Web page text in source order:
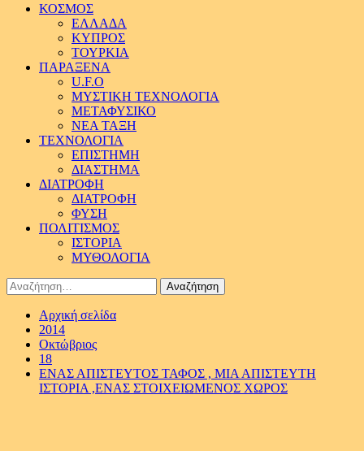
ΚΟΣΜΟΣ
ΕΛΛΑΔΑ
ΚΥΠΡΟΣ
ΤΟΥΡΚΙΑ
ΠΑΡΑΞΕΝΑ
U.F.O
ΜΥΣΤΙΚΗ ΤΕΧΝΟΛΟΓΙΑ
ΜΕΤΑΦΥΣΙΚΟ
ΝΕΑ ΤΑΞΗ
ΤΕΧΝΟΛΟΓΙΑ
ΕΠΙΣΤΗΜΗ
ΔΙΑΣΤΗΜΑ
ΔΙΑΤΡΟΦΗ
ΔΙΑΤΡΟΦΗ
ΦΥΣΗ
ΠΟΛΙΤΙΣΜΟΣ
ΙΣΤΟΡΙΑ
ΜΥΘΟΛΟΓΙΑ
Αναζήτηση
για:
Αρχική σελίδα
2014
Οκτώβριος
18
ΕΝΑΣ ΑΠΙΣΤΕΥΤΟΣ ΤΑΦΟΣ , ΜΙΑ ΑΠΙΣΤΕΥΤΗ
ΙΣΤΟΡΙΑ ,ΕΝΑΣ ΣΤΟΙΧΕΙΩΜΕΝΟΣ ΧΩΡΟΣ